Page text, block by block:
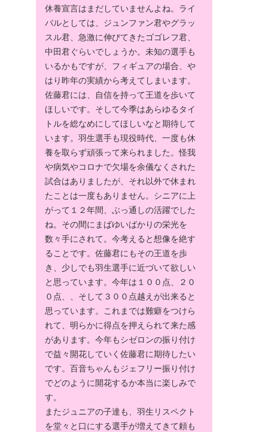
休養宣言はまだしていませんよね。ライ
バルとしては、ジュンファン君やグラッ
スル君、急激に伸びてきたゴゴレフ君、
中田君ぐらいでしょうか。未知の選手も
いるかもですが、フィギュアの場合、や
はり昨年の実績から考えてしまいます。
佐藤君には、自信を持って王道を歩いて
ほしいです。そして今季はあらゆるタイ
トルを総なめにしてほしいなと期待して
います。羽生選手も現役時代、一度も休
養を取らず頑張って来られました。怪我
や病気やコロナで欠場を余儀なくされた
試合はありましたが、それ以外で休まれ
たことは一度もありません。シニアに上
がって１２年間、ぶっ通しの活躍でした
ね。その間にまばゆいばかりの栄光を
数々手にされて。今考えると想像を絶す
ることです。佐藤君にもその王道を歩
き、少しでも羽生選手に近づいて欲しい
と思っています。今年は１００点、２０
０点、、そして３００点越えが出来ると
思っています。これまでは難癖をつけら
れて、明らかに得点を押えられて来た感
があります。今年もシゼロンの振り付け
で益々開花していく佐藤君に期待したい
です。百音ちゃんもジェフリー振り付け
でどのように開花するか本当に楽しみで
す。
またジュニアの子達も、羽生リスペクト
を堂々と口にする選手が増えてきて頼も